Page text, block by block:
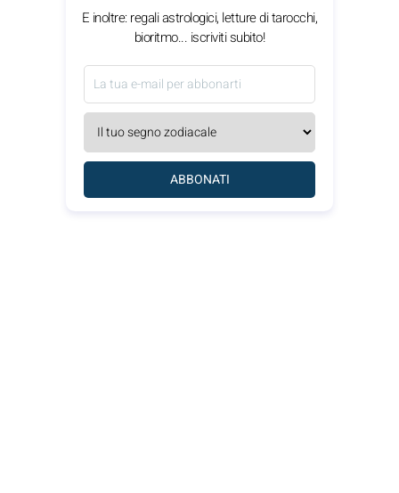
E inoltre: regali astrologici, letture di tarocchi,
bioritmo... iscriviti subito!
ABBONATI